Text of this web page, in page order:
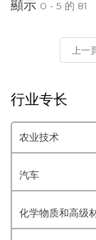
顯示 0 - 5 的 81
上一
行业专长
农业技术
汽车
化学物质和高级